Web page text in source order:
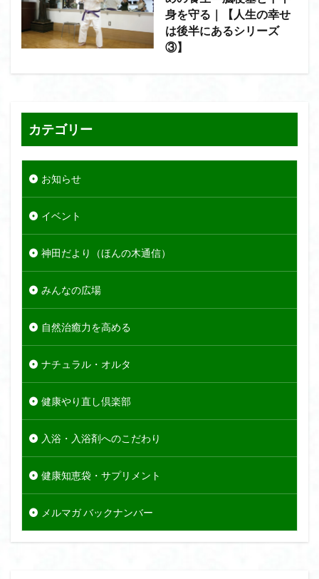
身を守る｜【人生の幸せ
は後半にあるシリーズ
③】
カテゴリー
お知らせ
イベント
神田だより（ほんの木通信）
みんなの広場
自然治癒力を高める
ナチュラル・オルタ
健康やり直し倶楽部
入浴・入浴剤へのこだわり
健康知恵袋・サプリメント
メルマガ バックナンバー